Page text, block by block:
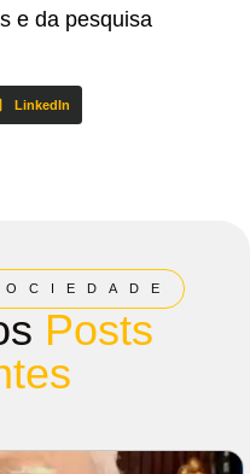
e da pesquisa
LinkedIn
Posts